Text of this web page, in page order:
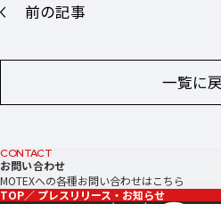
前の記事
一覧に
CONTACT
お問い合わせ
MOTEXへの各種お問い合わせはこちら
TOP
プレスリリース・お知らせ